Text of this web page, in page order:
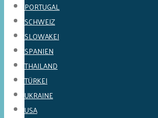
PORTUGAL
SCHWEIZ
SLOWAKEI
SPANIEN
THAILAND
TÜRKEI
UKRAINE
USA